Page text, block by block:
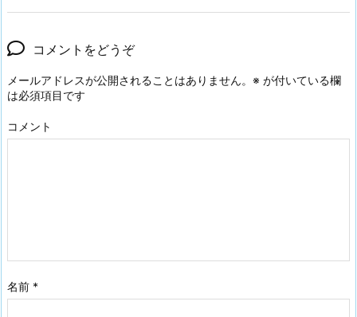
コメントをどうぞ
メールアドレスが公開されることはありません。 ※ が付いている欄
は必須項目です
コメント
名前 *